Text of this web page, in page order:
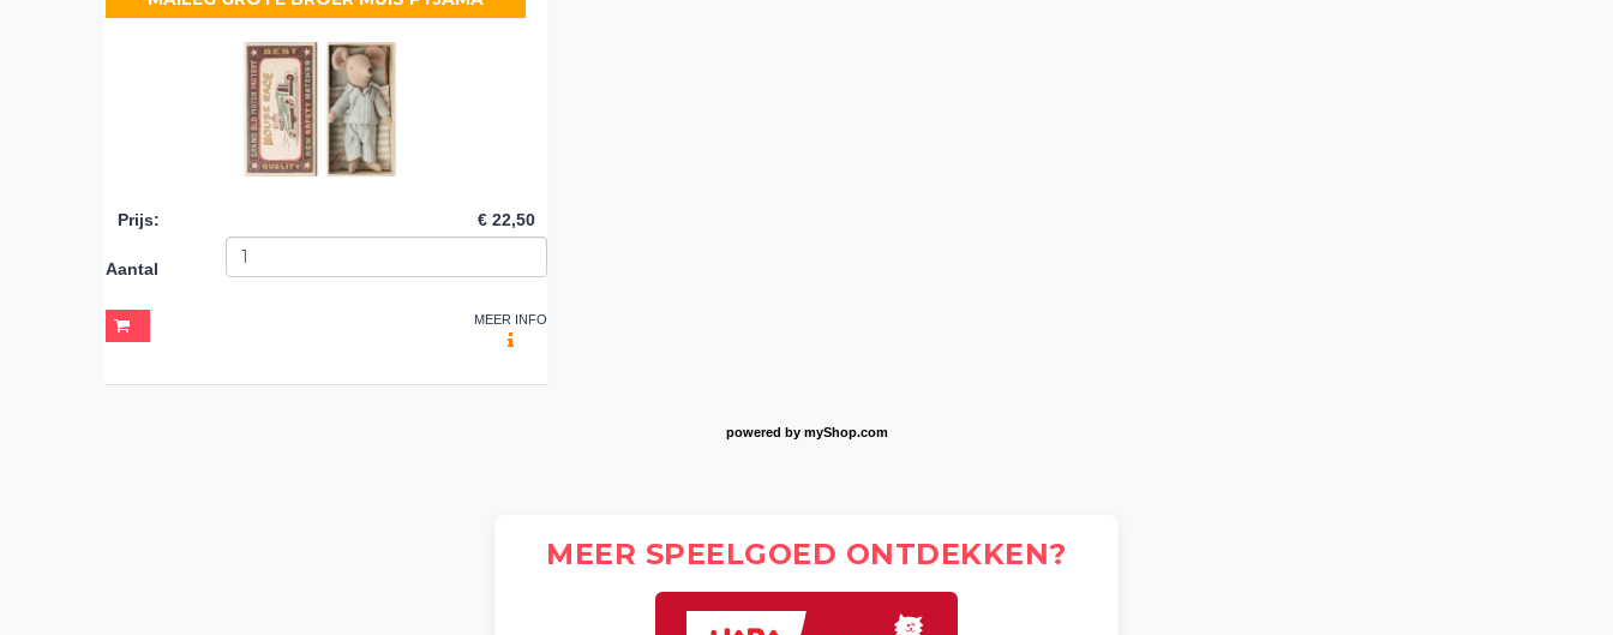
Prijs: € 22,50
Aantal
MEER INFO
powered by myShop.com
MEER SPEELGOED ONTDEKKEN?